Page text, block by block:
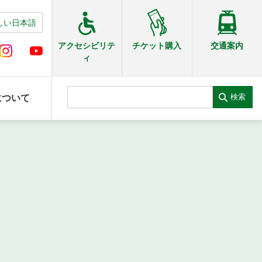
い日本語
アクセシビリテ
ィ
チケット購入 交通案内
いて 検索